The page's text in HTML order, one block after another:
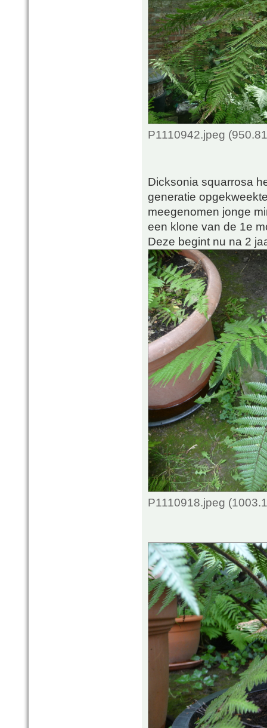
P1110942.jpeg
Dicksonia squarrosa
generatie
meegenomen jonge
een klone van de 1e
Deze begint nu na 2
P1110918.jpeg